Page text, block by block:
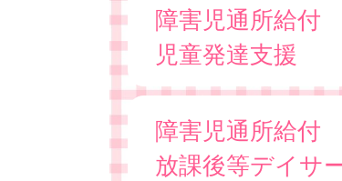
障害児通所給付
児童発達支援
障害児通所給付
放課後等デイサ